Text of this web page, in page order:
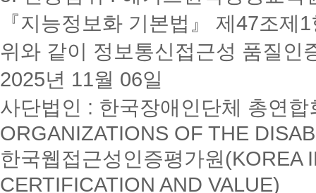
『지능정보화 기본법』 제47조
위와 같이 정보통신접근성 품질인
2025년 11월 06일
사단법인 : 한국장애인단체 총연
ORGANIZATIONS OF THE
한국웹접근성인증평가원(KOREA
CERTIFICATION AND VALUE)